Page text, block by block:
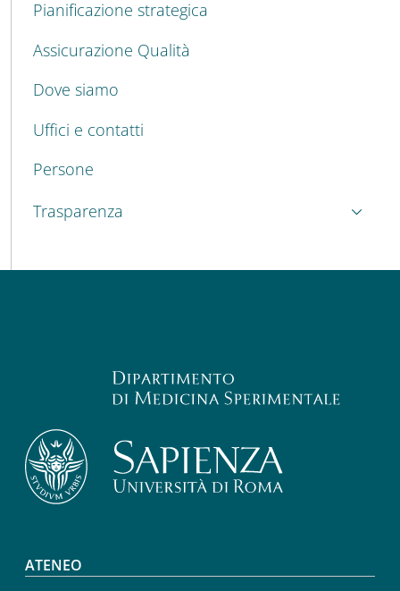
Pianificazione strategica
Assicurazione Qualità
Dove siamo
Uffici e contatti
Persone
Trasparenza
Footer menu
ATENEO